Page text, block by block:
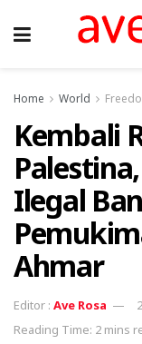
Home World
Kembali
Ilegal
Ahmar
Ave Rosa
Reading Time: 2 mins